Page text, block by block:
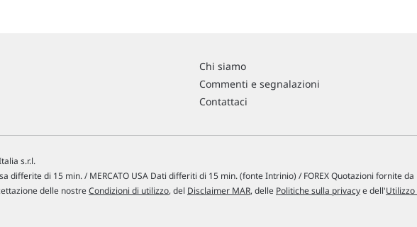
Chi siamo
Commenti e segnalazioni
Contattaci
s.r.l.
differite di 15 min. / MERCATO USA Dati differiti di 15 min. (fonte Intrinio) / FOREX Quotazioni fornite da
delle nostreCondizioni di utilizzo, del Disclaimer MAR, delle Politiche sulla privacye dell'